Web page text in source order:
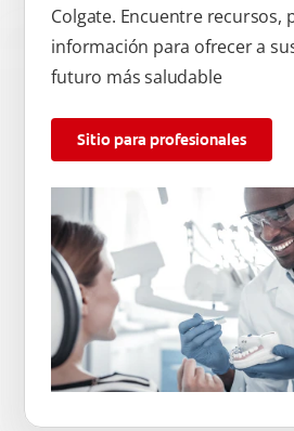
Colgate. Encuentre recursos,
información para ofrecer a
futuro más saludable
Sitio para profesionales